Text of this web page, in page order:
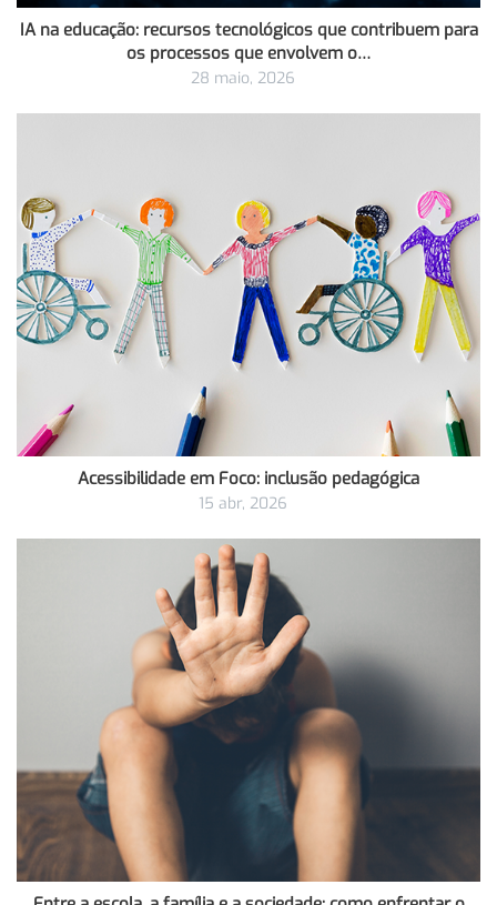
IA na educação: recursos tecnológicos que contribuem para
os processos que envolvem o…
28 maio, 2026
Acessibilidade em Foco: inclusão pedagógica
15 abr, 2026